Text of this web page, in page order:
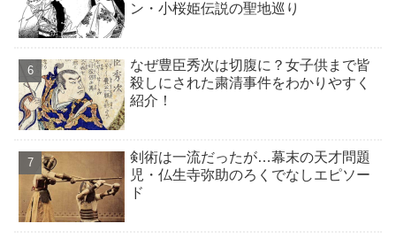
ン・小桜姫伝説の聖地巡り
なぜ豊臣秀次は切腹に？女子供まで皆
殺しにされた粛清事件をわかりやすく
紹介！
剣術は一流だったが…幕末の天才問題
児・仏生寺弥助のろくでなしエピソー
ド